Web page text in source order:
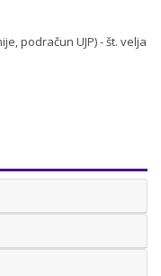
podračun UJP) - št. velja